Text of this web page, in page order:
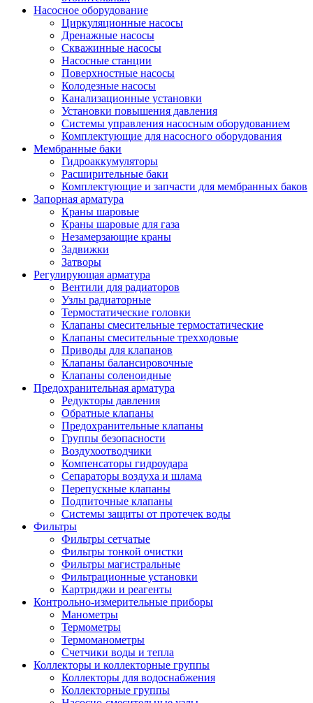
Насосное оборудование
Циркуляционные насосы
Дренажные насосы
Скважинные насосы
Насосные станции
Поверхностные насосы
Колодезные насосы
Канализационные установки
Установки повышения давления
Системы управления насосным оборудованием
Комплектующие для насосного оборудования
Мембранные баки
Гидроаккумуляторы
Расширительные баки
Комплектующие и запчасти для мембранных баков
Запорная арматура
Краны шаровые
Краны шаровые для газа
Незамерзающие краны
Задвижки
Затворы
Регулирующая арматура
Вентили для радиаторов
Узлы радиаторные
Термостатические головки
Клапаны смесительные термостатические
Клапаны смесительные трехходовые
Приводы для клапанов
Клапаны балансировочные
Клапаны соленоидные
Предохранительная арматура
Редукторы давления
Обратные клапаны
Предохранительные клапаны
Группы безопасности
Воздухоотводчики
Компенсаторы гидроудара
Сепараторы воздуха и шлама
Перепускные клапаны
Подпиточные клапаны
Системы защиты от протечек воды
Фильтры
Фильтры сетчатые
Фильтры тонкой очистки
Фильтры магистральные
Фильтрационные установки
Картриджи и реагенты
Контрольно-измерительные приборы
Манометры
Термометры
Термоманометры
Счетчики воды и тепла
Коллекторы и коллекторные группы
Коллекторы для водоснабжения
Коллекторные группы